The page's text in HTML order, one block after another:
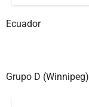
Ecuador
Grupo D (Winnipeg)